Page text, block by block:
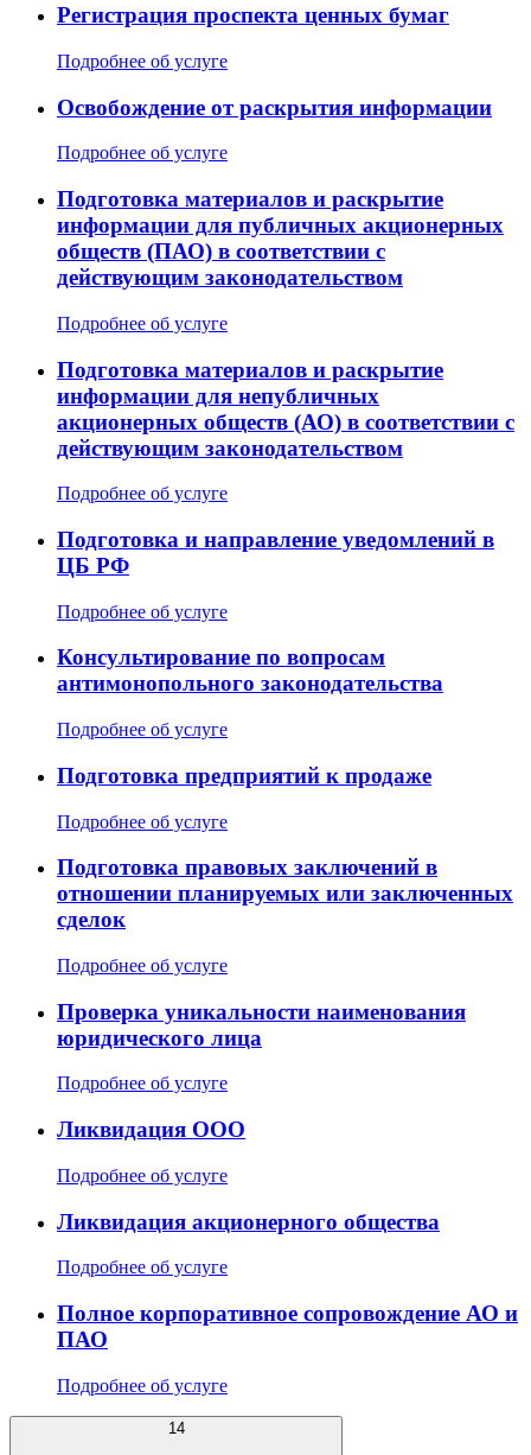
Регистрация проспекта ценных бумаг
Подробнее об услуге
Освобождение от раскрытия информации
Подробнее об услуге
Подготовка материалов и раскрытие
информации для публичных акционерных
обществ (ПАО) в соответствии с
действующим законодательством
Подробнее об услуге
Подготовка материалов и раскрытие
информации для непубличных
акционерных обществ (АО) в соответствии с
действующим законодательством
Подробнее об услуге
Подготовка и направление уведомлений в
ЦБ РФ
Подробнее об услуге
Консультирование по вопросам
антимонопольного законодательства
Подробнее об услуге
Подготовка предприятий к продаже
Подробнее об услуге
Подготовка правовых заключений в
отношении планируемых или заключенных
сделок
Подробнее об услуге
Проверка уникальности наименования
юридического лица
Подробнее об услуге
Ликвидация ООО
Подробнее об услуге
Ликвидация акционерного общества
Подробнее об услуге
Полное корпоративное сопровождение АО и
ПАО
Подробнее об услуге
14